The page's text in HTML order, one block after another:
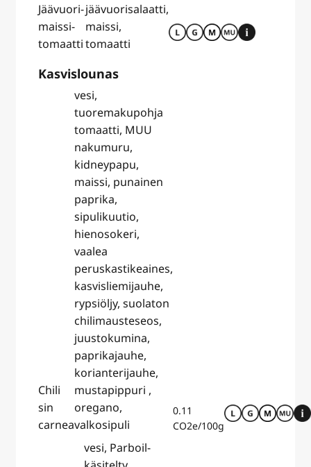
Jäävuori-
maissi-
tomaatti
jäävuorisalaatti,
maissi,
tomaatti
Kasvislounas
Chili
sin
carnea
vesi,
tuoremakupohja
tomaatti, MUU
nakumuru,
kidneypapu,
maissi, punainen
paprika,
sipulikuutio,
hienosokeri,
vaalea
peruskastikeaines,
kasvisliemijauhe,
rypsiöljy, suolaton
chilimausteseos,
juustokumina,
paprikajauhe,
korianterijauhe,
mustapippuri ,
oregano,
valkosipuli
0.11
CO2e/100g
vesi, Parboil-